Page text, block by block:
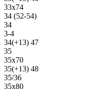
33х74
34 (52-54)
34
3-4
34(+13) 47
35
35х70
35(+13) 48
35/36
35х80